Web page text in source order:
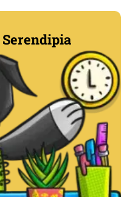
Serendipia